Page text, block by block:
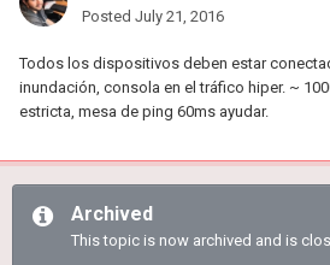
Posted July 21, 2016
Todos los dispositivos deben estar
inundación, consola en el tráfico hiper. ~
estricta, mesa de ping 60ms ayudar.
Archived
This topic is now archived and is